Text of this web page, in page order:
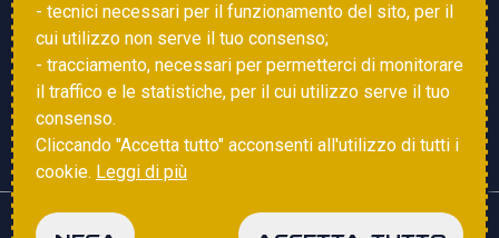
Associazione Sammarinese Arbitri
Vota gol e parata
Copyright © 2025 FSGC. Tutti i diritti riservati
- tecnici necessari per il funzionamento del sito, per il
cui utilizzo non serve il tuo consenso;
- tracciamento, necessari per permetterci di monitorare
il traffico e le statistiche, per il cui utilizzo serve il tuo
consenso.
Cliccando "Accetta tutto" acconsenti all'utilizzo di tutti i
cookie. Leggi di più
NEGA ACCETTA TUTTO